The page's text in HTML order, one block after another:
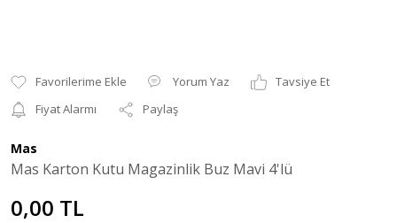
Yorum Yaz
Tavsiye Et
Fiyat Alarmı
Paylaş
Mas
Mas Karton Kutu Magazinlik Buz Mavi 4'lü
0,00 TL